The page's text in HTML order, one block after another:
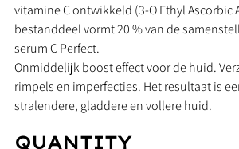
vitamine C ontwikkeld (3-O Ethyl Ascorbic
bestanddeel vormt 20 % van de
serum C Perfect.
Onmiddelijk boost effect voor de huid.
rimpels en imperfecties. Het resultaat is
stralendere, gladdere en vollere huid.
QUANTITY